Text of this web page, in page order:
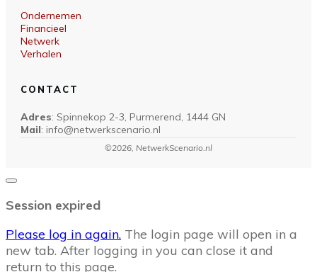
Ondernemen
Financieel
Netwerk
Verhalen
CONTACT
Adres: Spinnekop 2-3, Purmerend, 1444 GN
Mail: info@netwerkscenario.nl
©2026, NetwerkScenario.nl
Close
Session expired
Please log in again. The login page will open in a
new tab. After logging in you can close it and
return to this page.